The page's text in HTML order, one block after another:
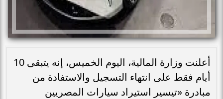
أعلنت وزارة المالية، اليوم الخميس، إنه يتبقى 10
أيام فقط على انتهاء التسجيل والاستفادة من
مبادرة «تيسير استيراد سيارات المصريين